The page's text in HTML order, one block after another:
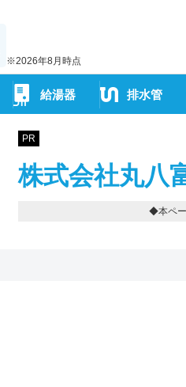
※2026年8月時点
給湯器 排水管
PR
株式会社丸八
◆本ペー